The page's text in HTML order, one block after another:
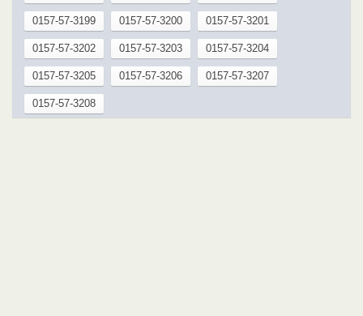
0157-57-3199 0157-57-3200 0157-57-3201
0157-57-3202 0157-57-3203 0157-57-3204
0157-57-3205 0157-57-3206 0157-57-3207
0157-57-3208